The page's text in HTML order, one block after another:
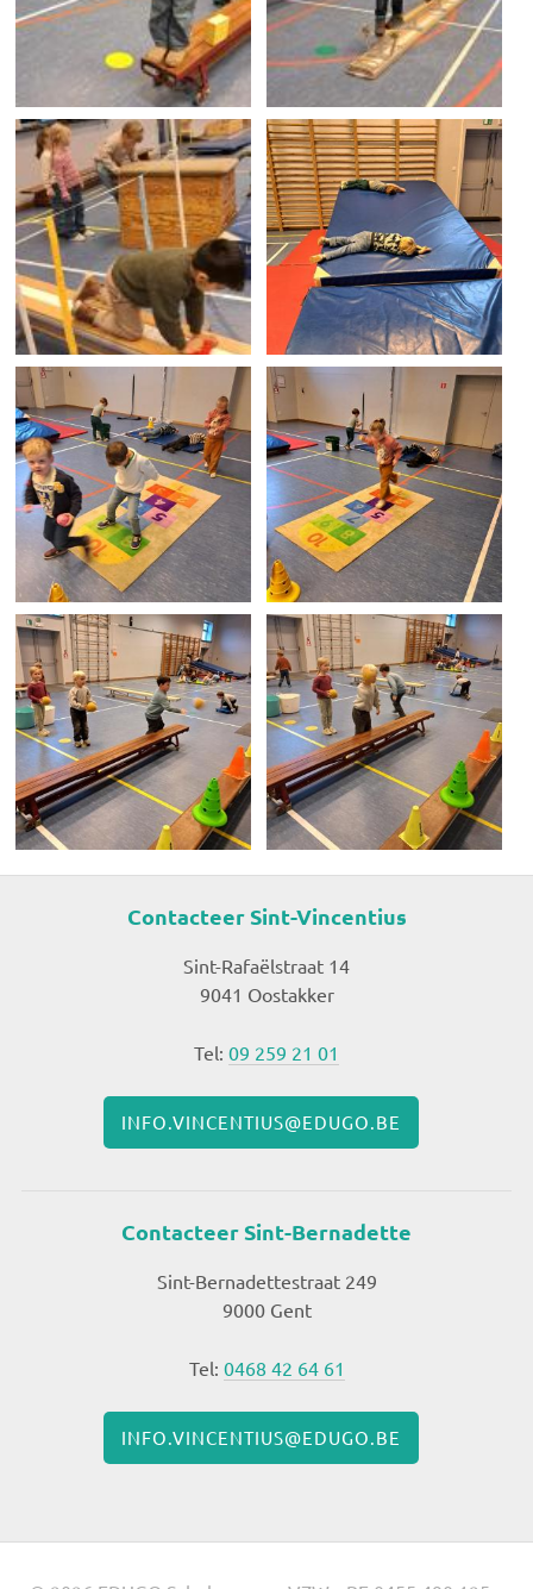
Contacteer Sint-Vincentius
Sint-Rafaëlstraat 14
9041 Oostakker
Tel: 09 259 21 01
INFO.VINCENTIUS@EDUGO.BE
Contacteer Sint-Bernadette
Sint-Bernadettestraat 249
9000 Gent
Tel: 0468 42 64 61
INFO.VINCENTIUS@EDUGO.BE